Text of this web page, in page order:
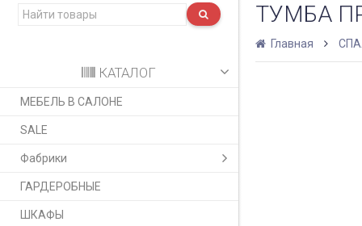
КАТАЛОГ
МЕБЕЛЬ В САЛОНЕ
SALE
Фабрики
ГАРДЕРОБНЫЕ
ШКАФЫ
ТУМБА
Главная